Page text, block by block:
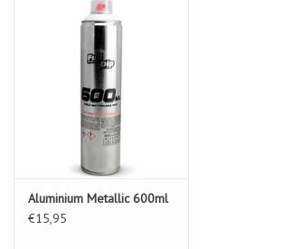
Aluminium Metallic 600ml
€15,95